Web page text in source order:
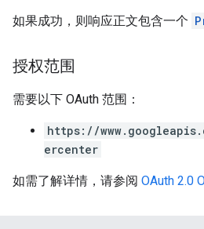
如果成功，则响应正文包含一个
授权范围
需要以下 OAuth 范围：
https://
ercenter
如需了解详情，请参阅 OAuth 2.0